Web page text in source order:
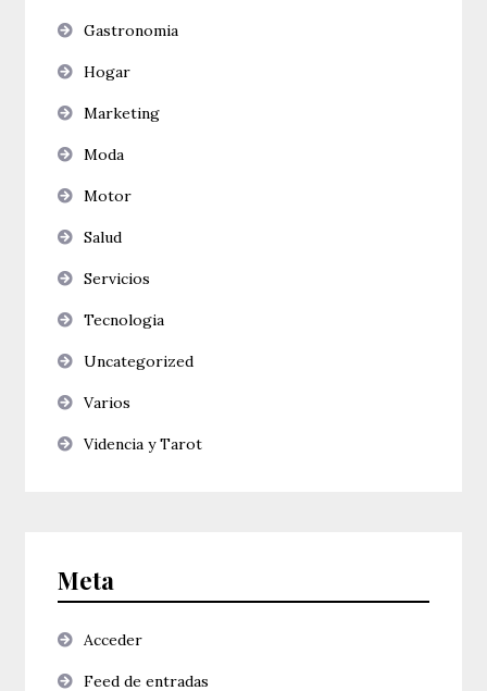
Gastronomia
Hogar
Marketing
Moda
Motor
Salud
Servicios
Tecnologia
Uncategorized
Varios
Videncia y Tarot
Meta
Acceder
Feed de entradas